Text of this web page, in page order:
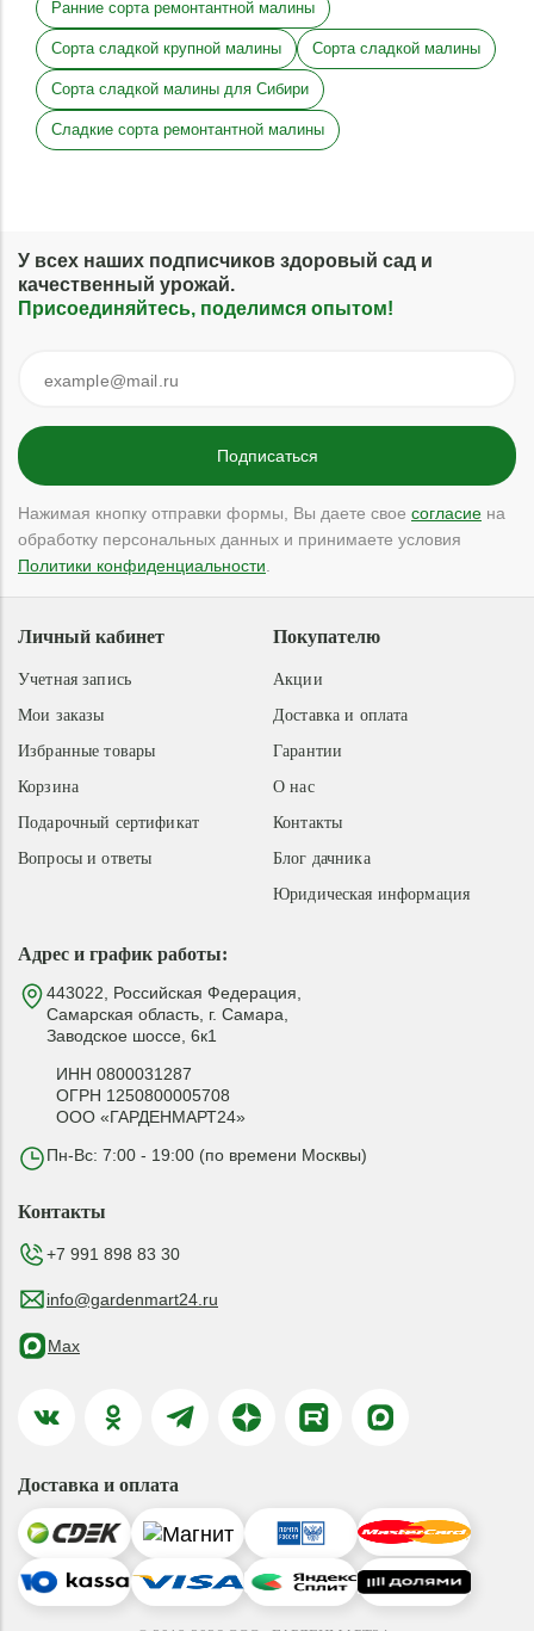
Ранние сорта ремонтантной малины
Сорта сладкой крупной малины Сорта сладкой малины
Сорта сладкой малины для Сибири
Сладкие сорта ремонтантной малины
У всех наших подписчиков здоровый сад и
качественный урожай.
Присоединяйтесь, поделимся опытом!
Нажимая кнопку отправки формы, Вы даете свое согласие на
обработку персональных данных и принимаете условия
Политики конфиденциальности
Адрес и график работы:
443022, Российская Федерация,
Самарская область, г. Самара,
Заводское шоссе, 6к1
ИНН 0800031287
ОГРН 1250800005708
ООО «ГАРДЕНМАРТ24»
Пн-Вс: 7:00 - 19:00 (по времени Москвы)
Покупателю
Акции
Доставка и оплата
Гарантии
О нас
Контакты
Блог дачника
Юридическая информация
Личный кабинет
Учетная запись
Мои заказы
Избранные товары
Корзина
Подарочный сертификат
Вопросы и ответы
Контакты
+7 991 898 83 30
info@gardenmart24.ru
Max
Доставка и оплата